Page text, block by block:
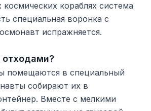
кораблях система
специальная воронка с
испражняется.
помещаются в специальный
собирают их в
Вместе с мелкими